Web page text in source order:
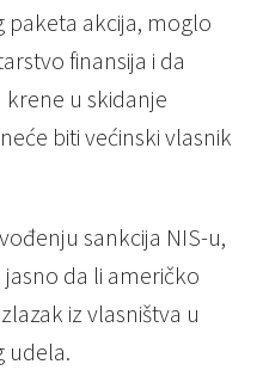
paketa akcija, moglo
finansija i da
u skidanje
biti većinski vlasnik
sankcija NIS-u,
da li američko
iz vlasništva u
udela.